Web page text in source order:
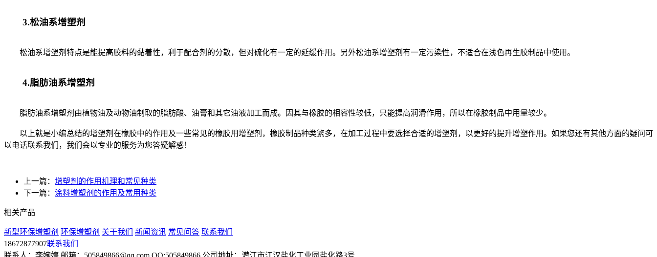
3.松油系增塑剂
松油系增塑剂特点是能提高胶料的黏着性，利于配合剂的分散，但对硫化有一定的延缓作用。另外松油系增塑剂有一定污染性，不适合在浅色再生胶制品中使用。
4.脂肪油系增塑剂
脂肪油系增塑剂由植物油及动物油制取的脂肪酸、油膏和其它油液加工而成。因其与橡胶的相容性较低，只能提高润滑作用，所以在橡胶制品中用量较少。
以上就是小编总结的增塑剂在橡胶中的作用及一些常见的橡胶用增塑剂，橡胶制品种类繁多，在加工过程中要选择合适的增塑剂，以更好的提升增塑作用。如果您还有其他方面的疑问可
以电话联系我们，我们会以专业的服务为您答疑解惑！
上一篇： 增塑剂的作用机理和常见种类
下一篇： 涂料增塑剂的作用及常用种类
相关产品
新型环保增塑剂 环保增塑剂 关于我们 新闻资讯 常见问答 联系我们
18672877907联系我们
联系人：李婉婷 邮箱：505849866@qq.com QQ:505849866 公司地址：潜江市江汉盐化工业园盐化路3号